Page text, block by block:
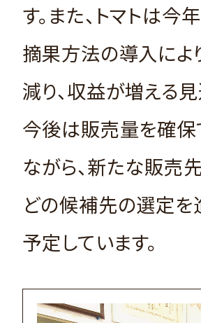
す。また、トマトは
摘果方法の導入によ
減り、収益が増える見
今後は販売量を確保
ながら、新たな販売
どの候補先の選定
予定しています。